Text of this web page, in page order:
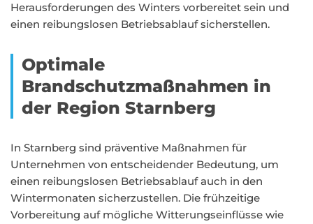
Herausforderungen des Winters vorbereitet sein und
einen reibungslosen Betriebsablauf sicherstellen.
Optimale
Brandschutzmaßnahmen in
der Region Starnberg
In Starnberg sind präventive Maßnahmen für
Unternehmen von entscheidender Bedeutung, um
einen reibungslosen Betriebsablauf auch in den
Wintermonaten sicherzustellen. Die frühzeitige
Vorbereitung auf mögliche Witterungseinflüsse wie